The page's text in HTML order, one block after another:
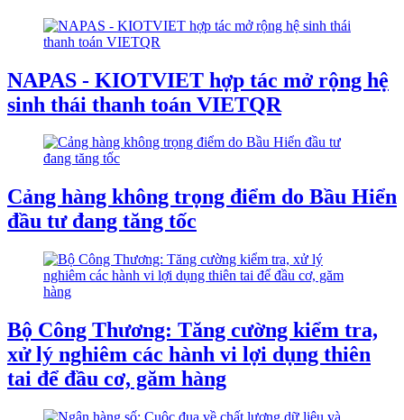
NAPAS - KIOTVIET hợp tác mở rộng hệ
sinh thái thanh toán VIETQR
Cảng hàng không trọng điểm do Bầu Hiển
đầu tư đang tăng tốc
Bộ Công Thương: Tăng cường kiểm tra,
xử lý nghiêm các hành vi lợi dụng thiên
tai để đầu cơ, găm hàng